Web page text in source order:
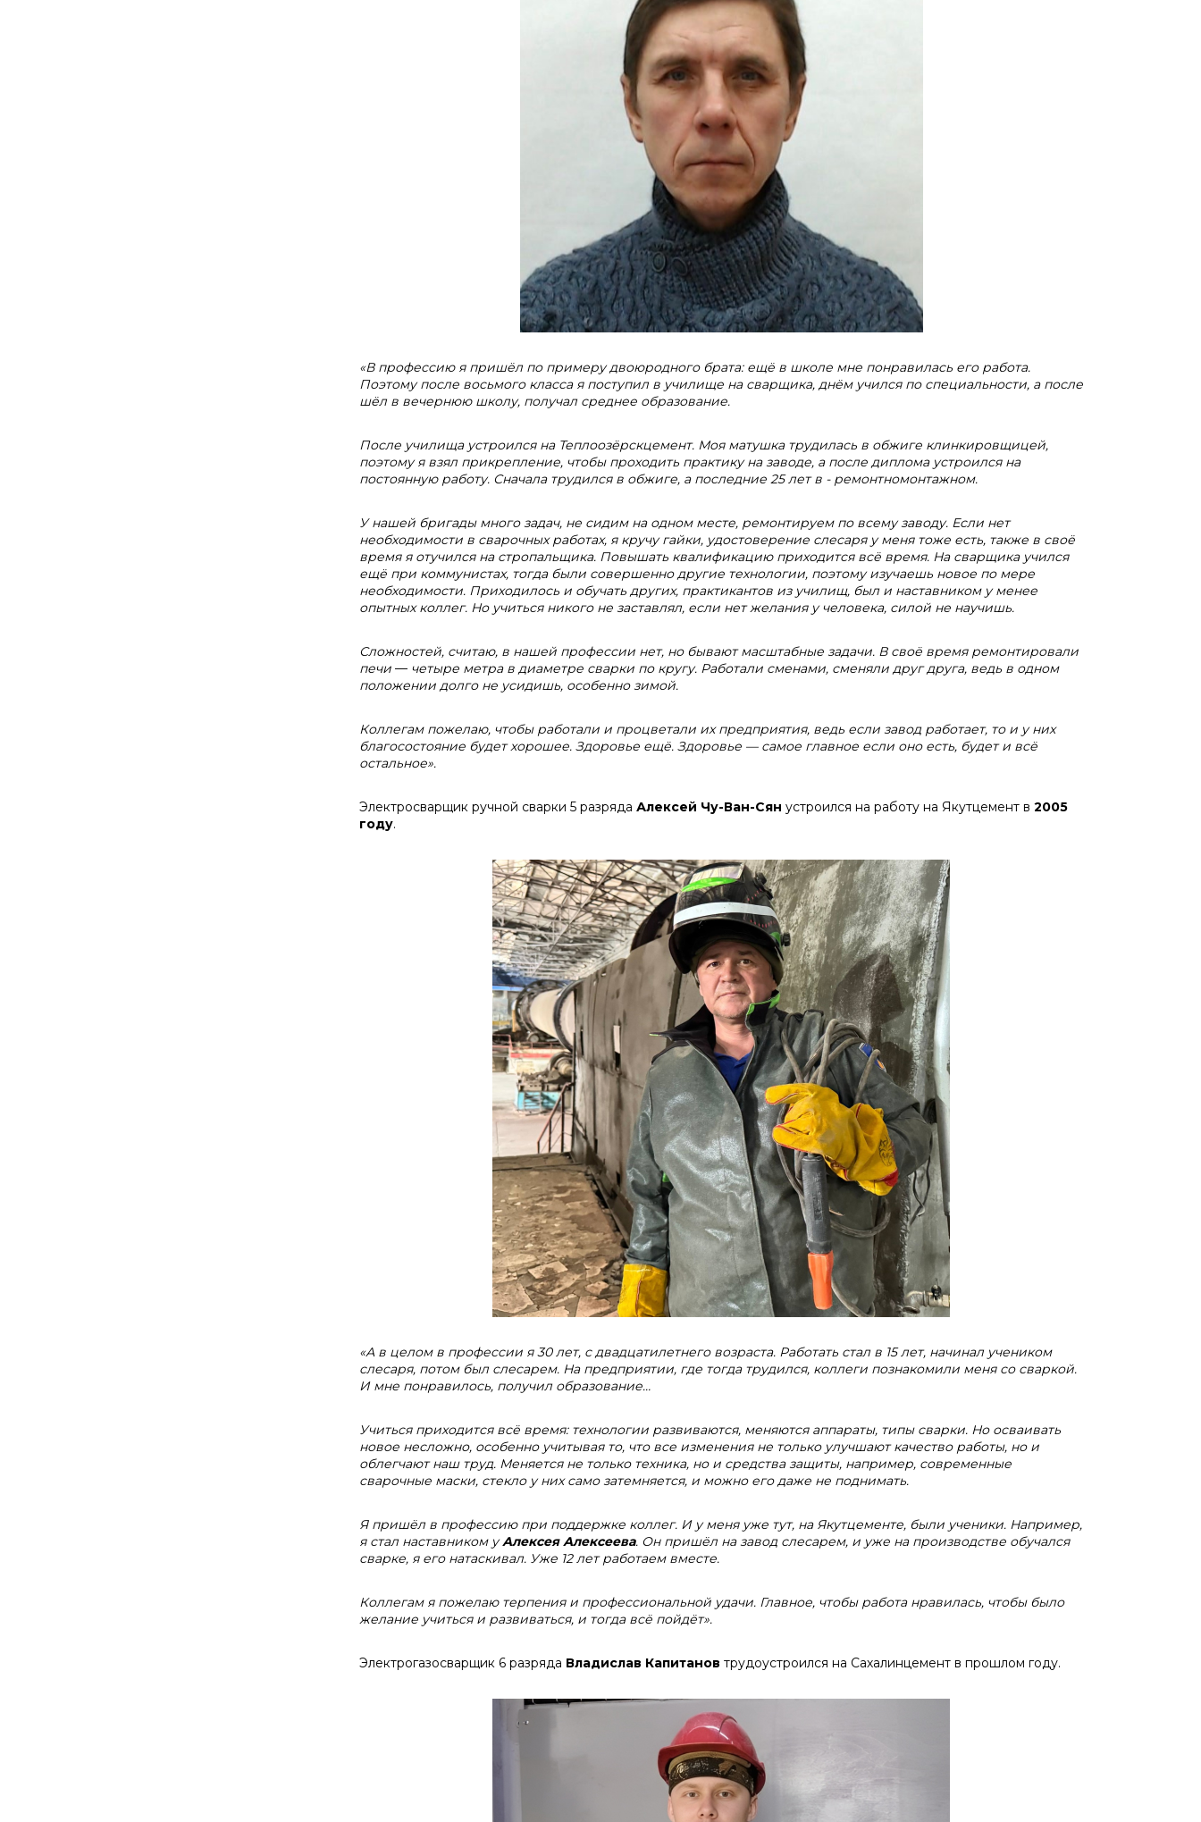
«В профессию я пришёл по примеру двоюродного брата: ещё в школе мне понравилась его работа.
Поэтому после восьмого класса я поступил в училище на сварщика, днём учился по специальности, а после
шёл в вечернюю школу, получал среднее образование.
После училища устроился на Теплоозёрскцемент. Моя матушка трудилась в обжиге клинкировщицей,
поэтому я взял прикрепление, чтобы проходить практику на заводе, а после диплома устроился на
постоянную работу. Сначала трудился в обжиге, а последние 25 лет в - ремонтномонтажном.
У нашей бригады много задач, не сидим на одном месте, ремонтируем по всему заводу. Если нет
необходимости в сварочных работах, я кручу гайки, удостоверение слесаря у меня тоже есть, также в своё
время я отучился на стропальщика. Повышать квалификацию приходится всё время. На сварщика учился
ещё при коммунистах, тогда были совершенно другие технологии, поэтому изучаешь новое по мере
необходимости. Приходилось и обучать других, практикантов из училищ, был и наставником у менее
опытных коллег. Но учиться никого не заставлял, если нет желания у человека, силой не научишь.
Сложностей, считаю, в нашей профессии нет, но бывают масштабные задачи. В своё время ремонтировали
печи — четыре метра в диаметре сварки по кругу. Работали сменами, сменяли друг друга, ведь в одном
положении долго не усидишь, особенно зимой.
Коллегам пожелаю, чтобы работали и процветали их предприятия, ведь если завод работает, то и у них
благосостояние будет хорошее. Здоровье ещё. Здоровье — самое главное если оно есть, будет и всё
остальное».
Электросварщик ручной сварки 5 разряда Алексей Чу-Ван-Сян устроился на работу на Якутцемент в 2005
году.
«А в целом в профессии я 30 лет, с двадцатилетнего возраста. Работать стал в 15 лет, начинал учеником
слесаря, потом был слесарем. На предприятии, где тогда трудился, коллеги познакомили меня со сваркой.
И мне понравилось, получил образование…
Учиться приходится всё время: технологии развиваются, меняются аппараты, типы сварки. Но осваивать
новое несложно, особенно учитывая то, что все изменения не только улучшают качество работы, но и
облегчают наш труд. Меняется не только техника, но и средства защиты, например, современные
сварочные маски, стекло у них само затемняется, и можно его даже не поднимать.
Я пришёл в профессию при поддержке коллег. И у меня уже тут, на Якутцементе, были ученики. Например,
я стал наставником уАлексея Алексеева. Он пришёл на завод слесарем, и уже на производстве обучался
сварке, я его натаскивал. Уже 12 лет работаем вместе.
Коллегам я пожелаю терпения и профессиональной удачи. Главное, чтобы работа нравилась, чтобы было
желание учиться и развиваться, и тогда всё пойдёт».
Электрогазосварщик 6 разряда Владислав Капитанов трудоустроился на Сахалинцемент в прошлом году.